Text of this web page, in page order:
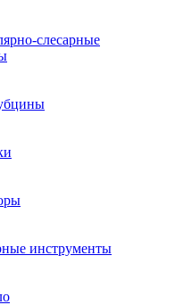
слесарные
инструменты